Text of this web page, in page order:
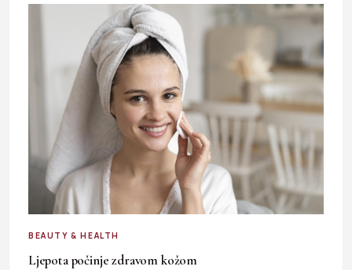
BEAUTY & HEALTH
Ljepota počinje zdravom kožom